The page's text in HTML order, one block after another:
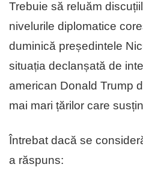
Trebuie să reluăm
nivelurile diplomatice
duminică președintele
situația declanșată de
american Donald Trump
mai mari țărilor care
Întrebat dacă se
a răspuns: